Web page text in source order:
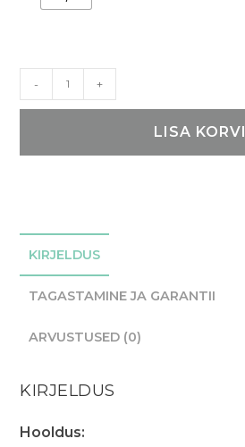
Naturaalsest
vildist
lastesussid
- +
LISA KORVI
KIRJELDUS
TAGASTAMINE JA GARANTII
ARVUSTUSED (0)
KIRJELDUS
Hooldus: